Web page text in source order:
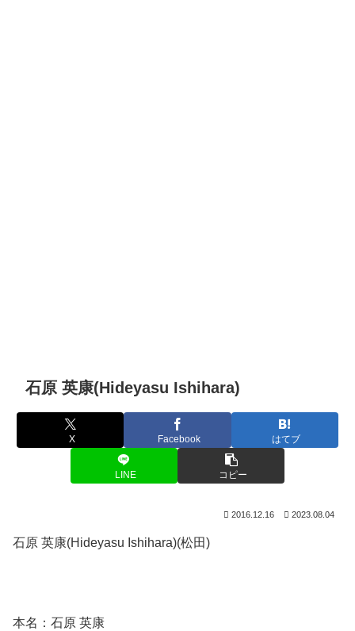
石原 英康(Hideyasu Ishihara)
X Facebook はてブ
LINE コピー
2016.12.16 2023.08.04
石原 英康(Hideyasu Ishihara)(松田)
本名：石原 英康